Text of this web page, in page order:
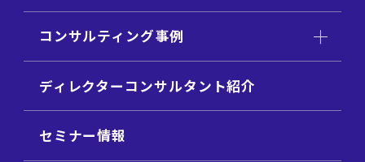
コンサルティング事例
ディレクターコンサルタント紹介
セミナー情報